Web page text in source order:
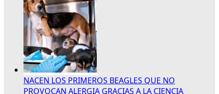
NACEN LOS PRIMEROS BEAGLES QUE NO
PROVOCAN ALERGIA GRACIAS A LA CIENCIA